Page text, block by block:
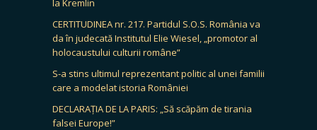
la Kremlin
CERTITUDINEA nr. 217. Partidul S.O.S. România va
da în judecată Institutul Elie Wiesel, „promotor al
holocaustului culturii române”
S-a stins ultimul reprezentant politic al unei familii
care a modelat istoria României
DECLARAȚIA DE LA PARIS: „Să scăpăm de tirania
falsei Europe!”